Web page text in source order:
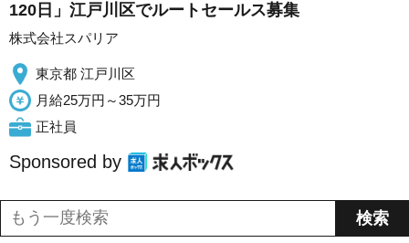
120日」江戸川区でルートセールス募集
株式会社スパリア
東京都 江戸川区
月給25万円～35万円
正社員
Sponsored by